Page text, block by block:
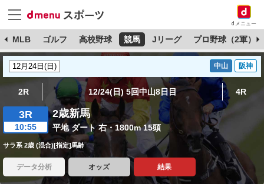
dメニュー
MLB ゴルフ 高校野球 競馬 Jリーグ プロ野球（2軍）
中山 阪神
2R 12/24(日) 5回中山8日目 4R
3R
10:55
2歳新馬
平地 ダート 右・1800m 15頭
サラ系 2歳 (混合)[指定]馬齢
データ分析 オッズ 結果